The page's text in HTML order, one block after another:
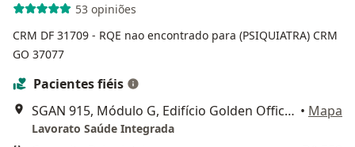
53 opiniões
CRM DF 31709 - RQE nao encontrado para (PSIQUIATRA) CRM
GO 37077
Pacientes fiéis
SGAN 915, Módulo G, Edifício Golden Office Corporate, Bloco G, Sala 3, Brasília • Mapa
Lavorato Saúde Integrada